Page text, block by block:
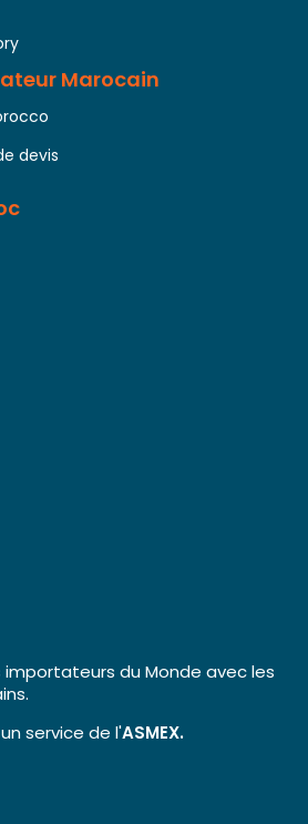
Marocain
devis
du Monde avec les
service de l'ASMEX.